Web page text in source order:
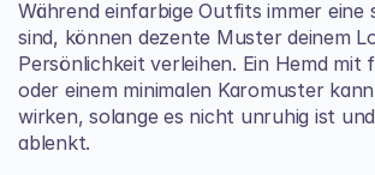
Während einfarbige Outfits immer eine
sind, können dezente Muster deinem
Persönlichkeit verleihen. Ein Hemd mit
oder einem minimalen Karomuster
wirken, solange es nicht unruhig ist
ablenkt.